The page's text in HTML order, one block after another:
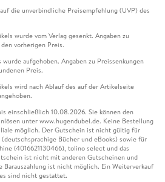
die unverbindliche Preisempfehlung (UVP) des
wurde vom Verlag gesenkt. Angaben zu
vorherigen Preis.
aufgehoben. Angaben zu Preissenkungen
Preis.
wird nach Ablauf des auf der Artikelseite
einschließlich 10.08.2026. Sie können den
unter www.hugendubel.de. Keine Bestellung
möglich. Der Gutschein ist nicht gültig für
Bücher und eBooks) sowie für
(4016621130466), tolino select und das
ist nicht mit anderen Gutscheinen und
Barauszahlung ist nicht möglich. Ein Weiterverkauf
sind nicht gestattet.